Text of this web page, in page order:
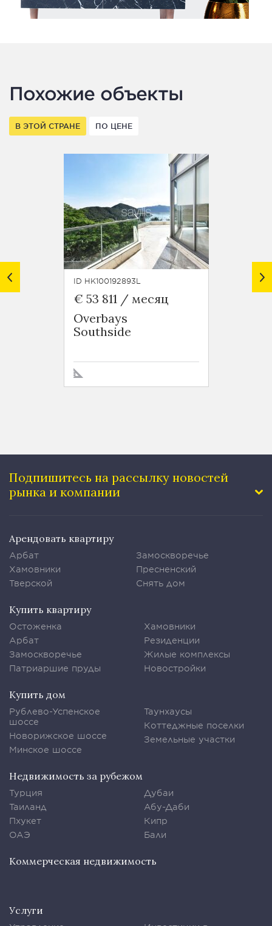
Похожие объекты
В ЭТОЙ СТРАНЕ ПО ЦЕНЕ
ID HK100192893L
€ 53 811 / месяц
Overbays
Southside
ID
Подпишитесь на рассылку новостей
рынка и компании
Арендовать квартиру
Арбат
Хамовники
Тверской
Замоскворечье
Пресненский
Снять дом
Купить квартиру
Остоженка
Арбат
Замоскворечье
Патриаршие пруды
Хамовники
Резиденции
Жилые комплексы
Новостройки
Купить дом
Рублево-Успенское
шоссе
Новорижское шоссе
Минское шоссе
Таунхаусы
Коттеджные поселки
Земельные участки
Недвижимость за рубежом
Турция
Таиланд
Пхукет
ОАЭ
Дубаи
Абу-Даби
Кипр
Бали
Коммерческая недвижимость
Услуги